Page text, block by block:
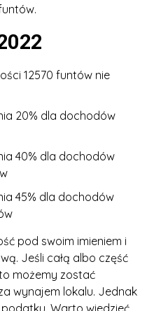
12570 funtów nie
20% dla dochodów
40% dla dochodów
45% dla dochodów
pod swoim imieniem i
Jeśli całą albo część
możemy zostać
wynajem lokalu. Jednak
Warto wiedzieć,